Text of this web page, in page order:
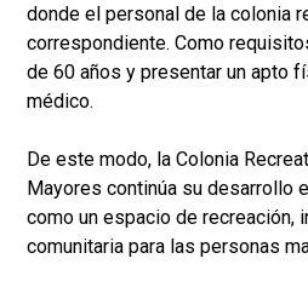
donde el personal de la colonia
correspondiente. Como
de 60 años y presentar un apto
médico.
De este modo, la Colonia
Mayores continúa su desarrollo
como un espacio de recreación,
comunitaria para las personas